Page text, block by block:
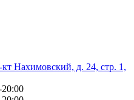
Нахимовский, д. 24, стр. 1,